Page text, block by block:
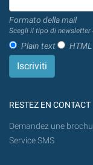
Formato della mail
Scegli il tipo di newsletter
Plain text HTML
RESTEZ EN CONTACT
Demandez une
Service SMS